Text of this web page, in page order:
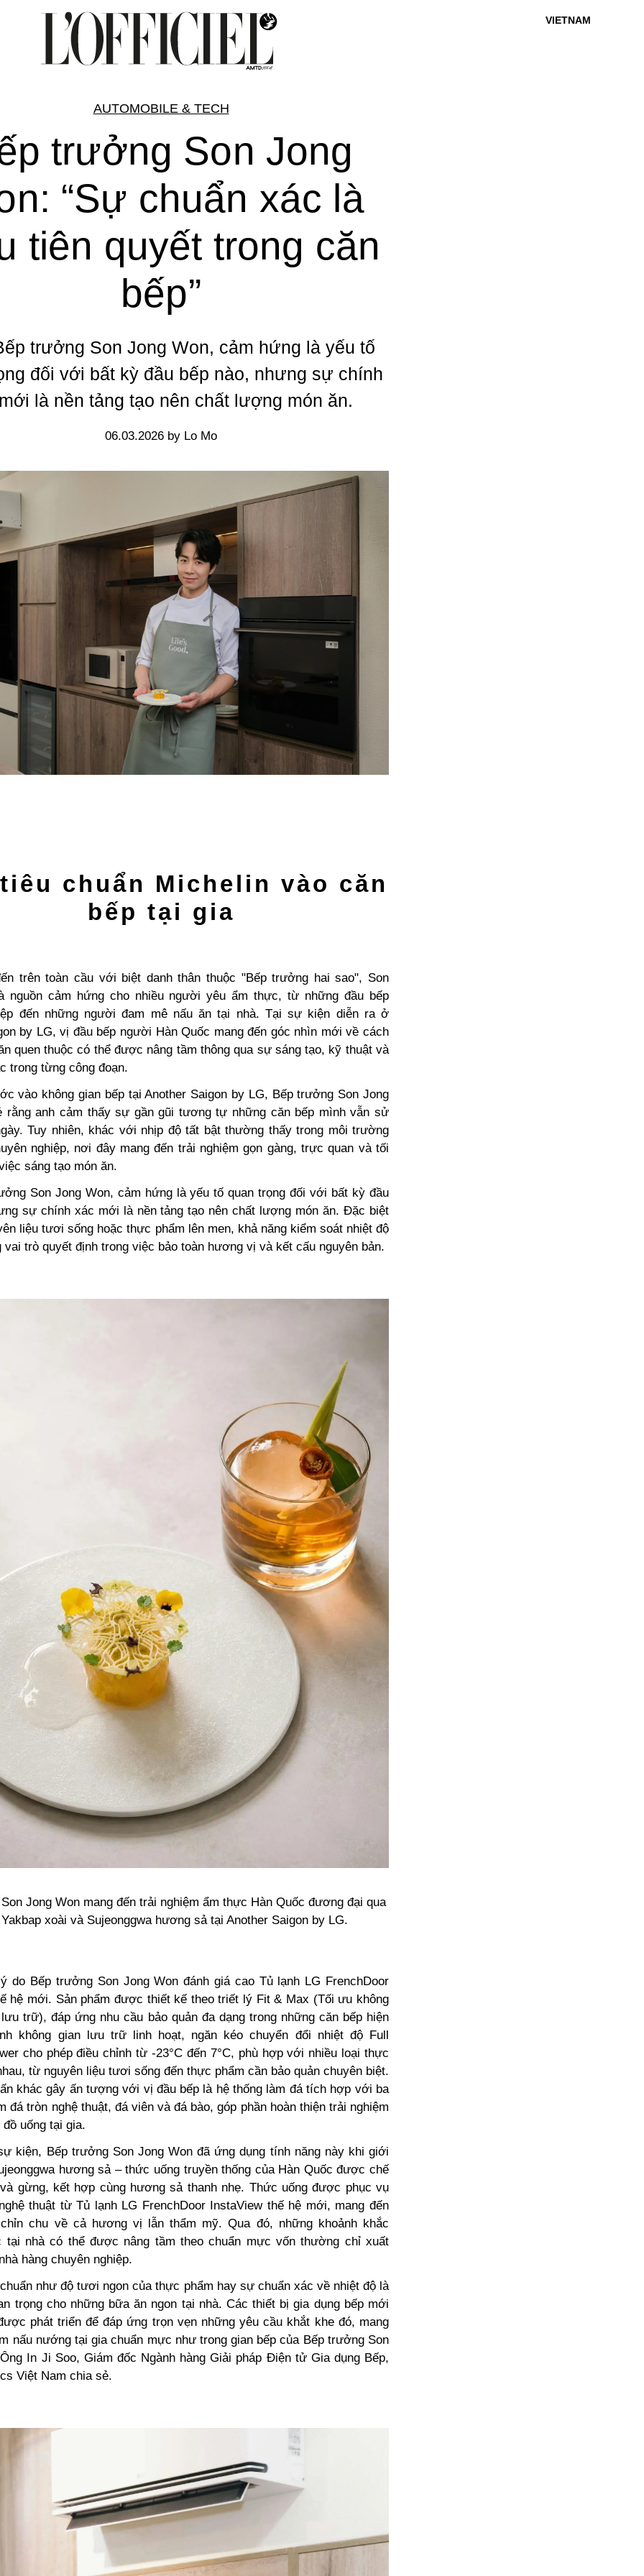
VIETNAM
AUTOMOBILE & TECH
trưởng Son Jong
“Sự chuẩn xác là
tiên quyết trong căn
bếp”
trưởng Son Jong Won, cảm hứng là yếu tố
đối với bất kỳ đầu bếp nào, nhưng sự chính
là nền tảng tạo nên chất lượng món ăn.
06.03.2026 by Lo Mo
chuẩn Michelin vào căn
bếp tại gia
trên toàn cầu với biệt danh thân thuộc "Bếp trưởng hai sao", Son
nguồn cảm hứng cho nhiều người yêu ẩm thực, từ những đầu bếp
đến những người đam mê nấu ăn tại nhà. Tại sự kiện diễn ra ở
by LG, vị đầu bếp người Hàn Quốc mang đến góc nhìn mới về cách
quen thuộc có thể được nâng tầm thông qua sự sáng tạo, kỹ thuật và
trong từng công đoạn.
vào không gian bếp tại Another Saigon by LG, Bếp trưởng Son Jong
rằng anh cảm thấy sự gần gũi tương tự những căn bếp mình vẫn sử
Tuy nhiên, khác với nhịp độ tất bật thường thấy trong môi trường
nghiệp, nơi đây mang đến trải nghiệm gọn gàng, trực quan và tối
sáng tạo món ăn.
Son Jong Won, cảm hứng là yếu tố quan trọng đối với bất kỳ đầu
sự chính xác mới là nền tảng tạo nên chất lượng món ăn. Đặc biệt
liệu tươi sống hoặc thực phẩm lên men, khả năng kiểm soát nhiệt độ
vai trò quyết định trong việc bảo toàn hương vị và kết cấu nguyên bản.
Jong Won mang đến trải nghiệm ẩm thực Hàn Quốc đương đại qua
xoài và Sujeonggwa hương sả tại Another Saigon by LG.
do Bếp trưởng Son Jong Won đánh giá cao Tủ lạnh LG FrenchDoor
hệ mới. Sản phẩm được thiết kế theo triết lý Fit & Max (Tối ưu không
trữ), đáp ứng nhu cầu bảo quản đa dạng trong những căn bếp hiện
không gian lưu trữ linh hoạt, ngăn kéo chuyển đổi nhiệt độ Full
cho phép điều chỉnh từ -23°C đến 7°C, phù hợp với nhiều loại thực
từ nguyên liệu tươi sống đến thực phẩm cần bảo quản chuyên biệt.
khác gây ấn tượng với vị đầu bếp là hệ thống làm đá tích hợp với ba
đá tròn nghệ thuật, đá viên và đá bào, góp phần hoàn thiện trải nghiệm
uống tại gia.
kiện, Bếp trưởng Son Jong Won đã ứng dụng tính năng này khi giới
hương sả – thức uống truyền thống của Hàn Quốc được chế
gừng, kết hợp cùng hương sả thanh nhẹ. Thức uống được phục vụ
thuật từ Tủ lạnh LG FrenchDoor InstaView thế hệ mới, mang đến
chu về cả hương vị lẫn thẩm mỹ. Qua đó, những khoảnh khắc
tại nhà có thể được nâng tầm theo chuẩn mực vốn thường chỉ xuất
hàng chuyên nghiệp.
như độ tươi ngon của thực phẩm hay sự chuẩn xác về nhiệt độ là
trọng cho những bữa ăn ngon tại nhà. Các thiết bị gia dụng bếp mới
phát triển để đáp ứng trọn vẹn những yêu cầu khắt khe đó, mang
nấu nướng tại gia chuẩn mực như trong gian bếp của Bếp trưởng Son
In Ji Soo, Giám đốc Ngành hàng Giải pháp Điện tử Gia dụng Bếp,
Việt Nam chia sẻ.